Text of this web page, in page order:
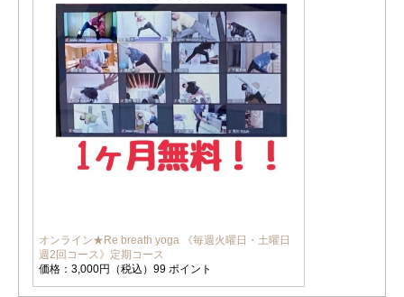
オンライン★Re breath yoga 《毎週火曜日・土曜日
週2回コース》定期コース
価格：3,000円（税込）99 ポイント